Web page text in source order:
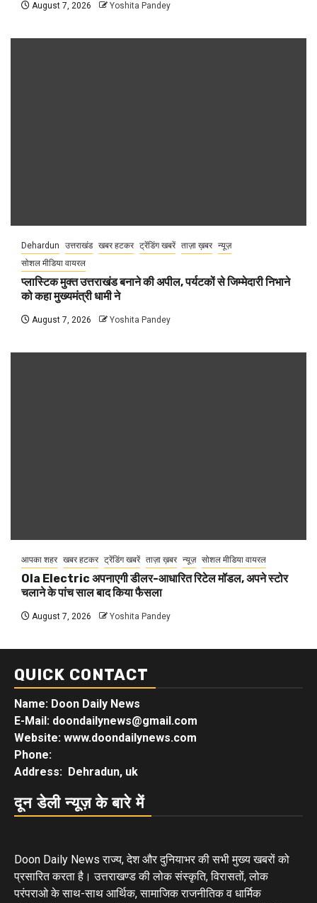
August 7, 2026 Yoshita Pandey
Dehardun उत्तराखंड खबर हटकर ट्रेंडिंग खबरें ताज़ा ख़बर न्यूज़
सोशल मीडिया वायरल
प्लास्टिक मुक्त उत्तराखंड बनाने की अपील, पर्यटकों से जिम्मेदारी निभाने
को कहा मुख्यमंत्री धामी ने
August 7, 2026 Yoshita Pandey
आपका शहर खबर हटकर ट्रेंडिंग खबरें ताज़ा ख़बर न्यूज़ सोशल मीडिया वायरल
Ola Electric अपनाएगी डीलर-आधारित रिटेल मॉडल, अपने स्टोर
चलाने के पांच साल बाद किया फैसला
August 7, 2026 Yoshita Pandey
QUICK CONTACT
Name: Doon Daily News
E-Mail: doondailynews@gmail.com
Website: www.doondailynews.com
Phone:
Address: Dehradun, uk
दून डेली न्यूज़ के बारे में
Doon Daily News राज्य, देश और दुनियाभर की सभी मुख्य खबरों को
प्रसारित करता है। उत्तराखण्ड की लोक संस्कृति, विरासतों, लोक
परंपराओ के साथ-साथ आर्थिक, सामाजिक राजनीतिक व धार्मिक